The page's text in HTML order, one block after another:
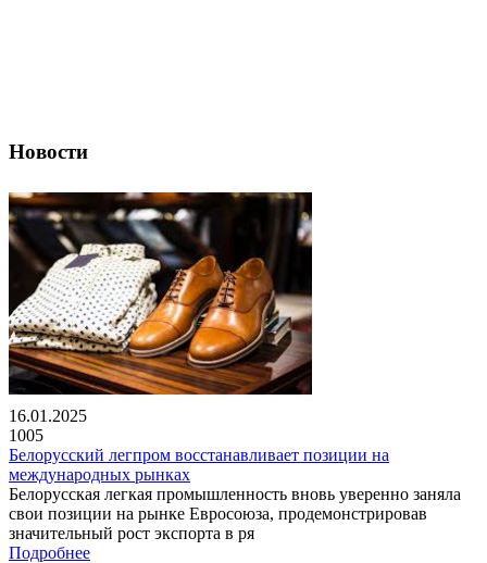
Новости
16.01.2025
1005
Белорусский легпром восстанавливает позиции на
международных рынках
Белорусская легкая промышленность вновь уверенно заняла
свои позиции на рынке Евросоюза, продемонстрировав
значительный рост экспорта в ря
Подробнее